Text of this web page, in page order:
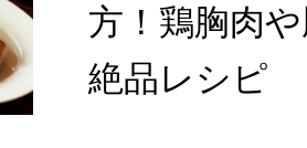
方！鶏胸肉
絶品レシピ